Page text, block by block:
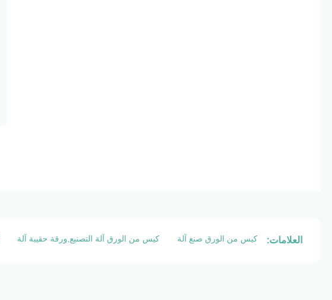
العلامات: كيس من الورق صنع آلة كيس من الورق آلة التصنيع,ورقة حقيبة آلة